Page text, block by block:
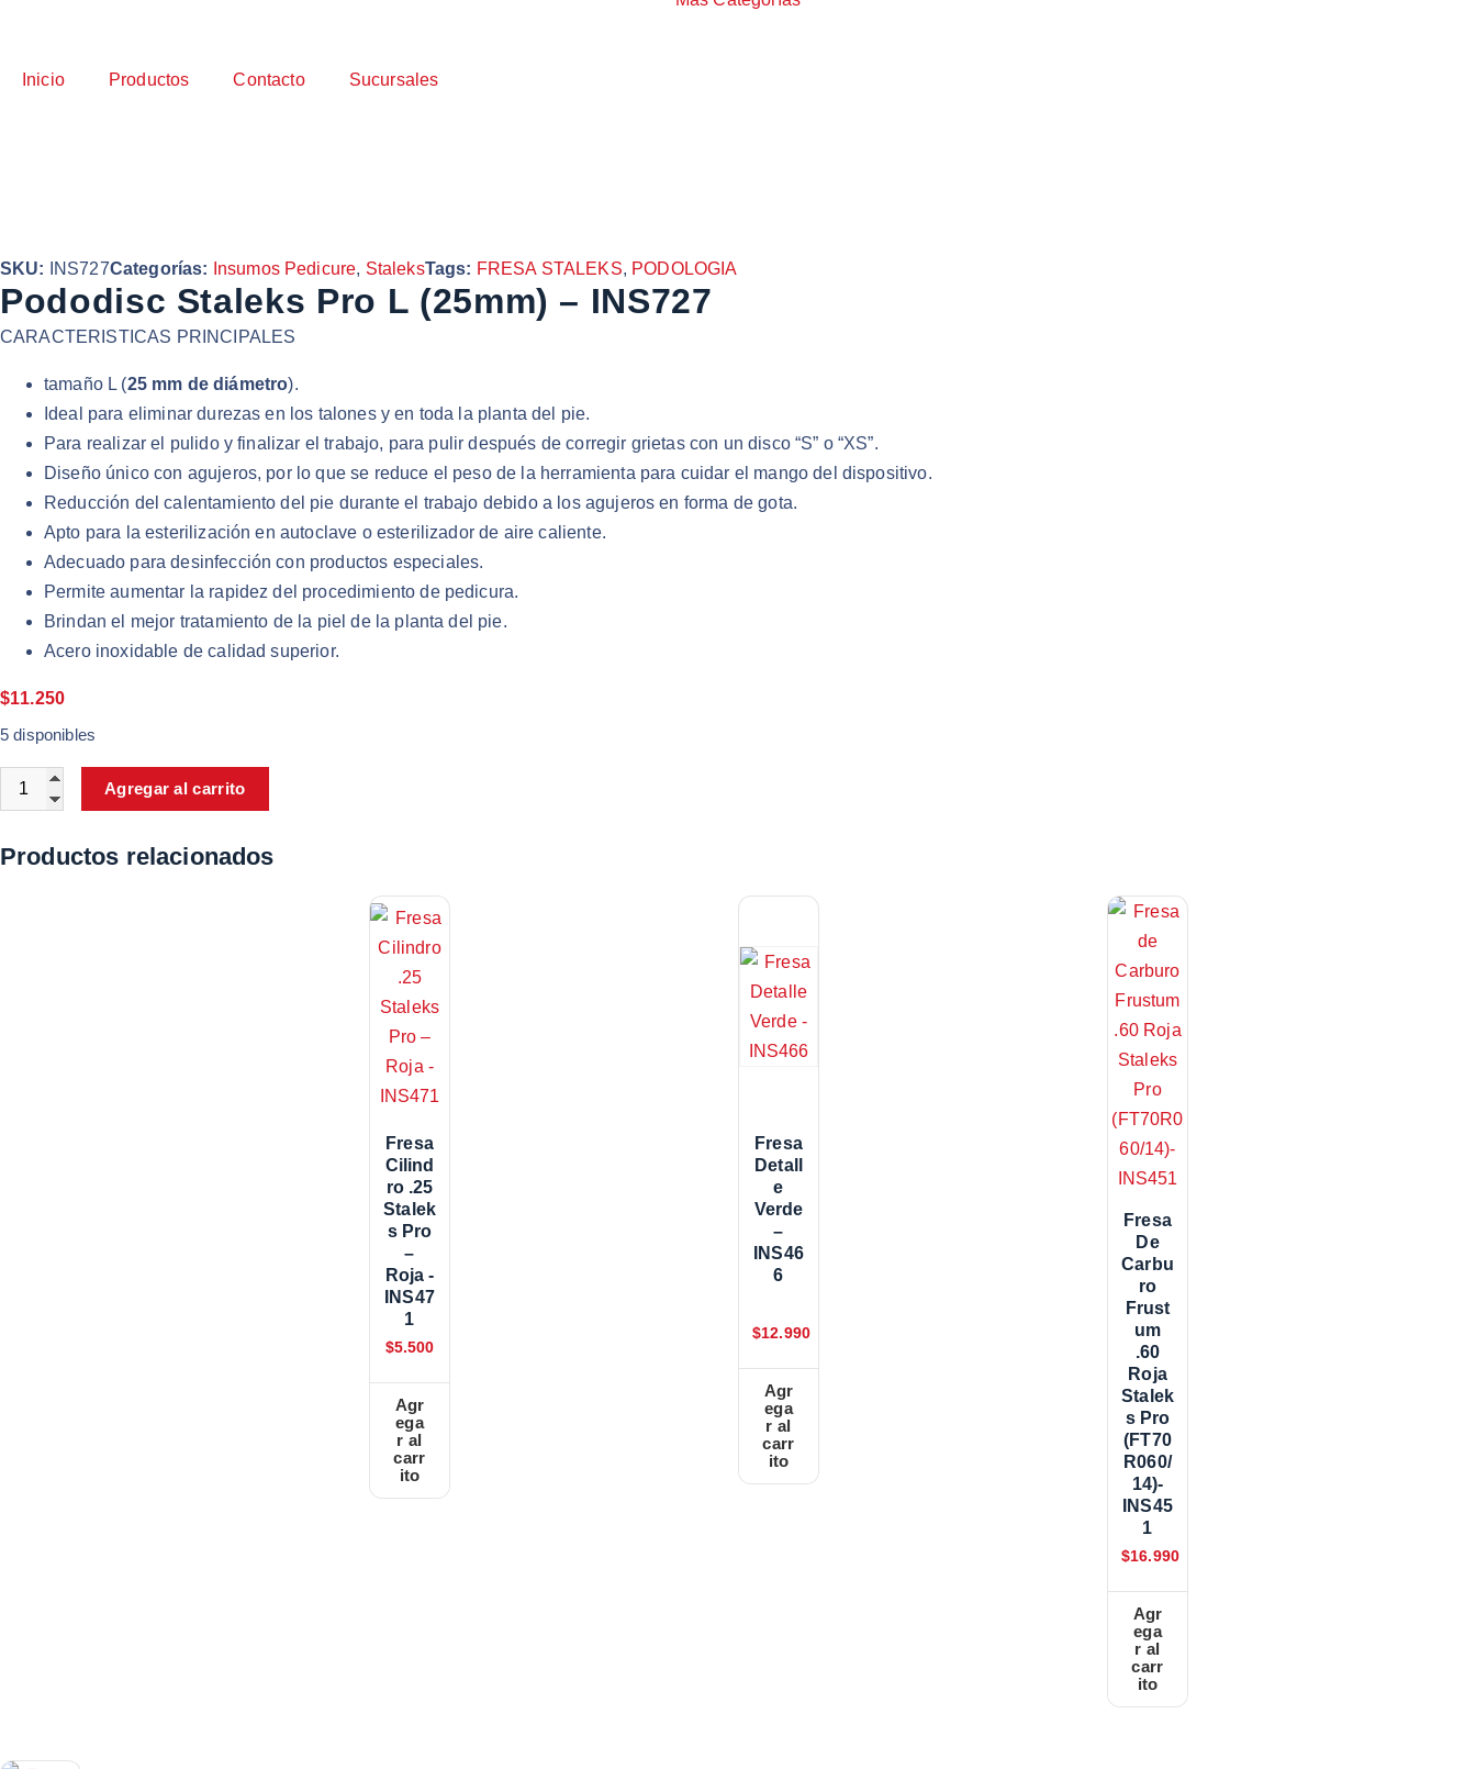
Inicio Productos Contacto Sucursales
SKU: INS727Categorías: Insumos Pedicure, StaleksTags: FRESA STALEKS, PODOLOGIA
Pododisc Staleks Pro L (25mm) – INS727
CARACTERISTICAS PRINCIPALES
tamaño L (25 mm de diámetro).
Ideal para eliminar durezas en los talones y en toda la planta del pie.
Para realizar el pulido y finalizar el trabajo, para pulir después de corregir grietas con un disco “S” o “XS”.
Diseño único con agujeros, por lo que se reduce el peso de la herramienta para cuidar el mango del dispositivo.
Reducción del calentamiento del pie durante el trabajo debido a los agujeros en forma de gota.
Apto para la esterilización en autoclave o esterilizador de aire caliente.
Adecuado para desinfección con productos especiales.
Permite aumentar la rapidez del procedimiento de pedicura.
Brindan el mejor tratamiento de la piel de la planta del pie.
Acero inoxidable de calidad superior.
$11.250
5 disponibles
Agregar al carrito
Productos relacionados
Fresa
Cilind
Ro .25
Stalek
S Pro
–
Roja -
INS47
1
$5.500
Agr
ega
r al
carr
ito
Fresa
Detall
E
Verde
–
INS46
6
$12.990
Agr
ega
r al
carr
ito
Fresa
De
Carbu
Ro
Frust
Um
.60
Roja
Stalek
S Pro
(FT70
R060/
14)-
INS45
1
$16.990
Agr
ega
r al
carr
ito